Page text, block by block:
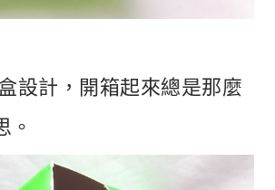
設計，開箱起來總是那麼
。